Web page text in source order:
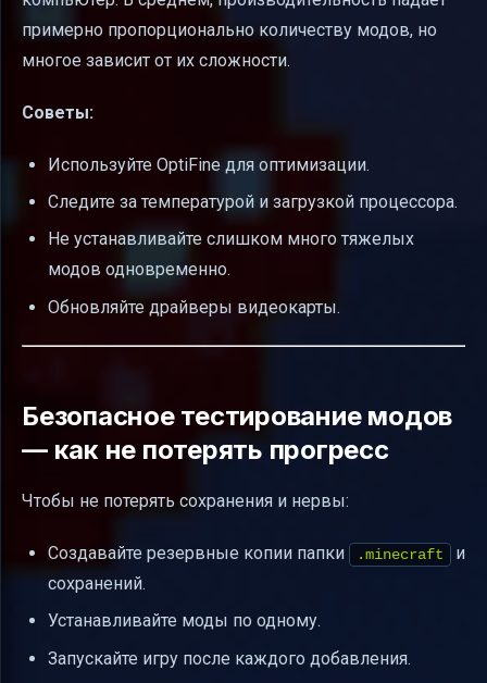
примерно пропорционально количеству модов, но
многое зависит от их сложности.
Советы:
Используйте OptiFine для оптимизации.
Следите за температурой и загрузкой процессора.
Не устанавливайте слишком много тяжелых
модов одновременно.
Обновляйте драйверы видеокарты.
Безопасное тестирование модов
— как не потерять прогресс
Чтобы не потерять сохранения и нервы:
Создавайте резервные копии папки .minecraft
и
сохранений.
Устанавливайте моды по одному.
Запускайте игру после каждого добавления.